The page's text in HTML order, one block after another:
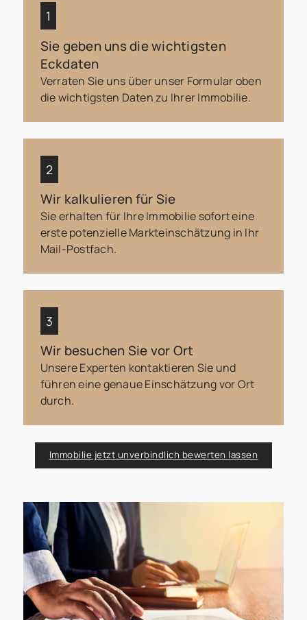
Zustimmung mehr
Zustimmen
Sie geben uns die wichtigsten
Eckdaten
Verraten Sie uns über unser Formular oben
die wichtigsten Daten zu Ihrer Immobilie.
Wir kalkulieren für Sie
Sie erhalten für Ihre Immobilie sofort eine
erste potenzielle Markteinschätzung in Ihr
Mail-Postfach.
Wir besuchen Sie vor Ort
Unsere Experten kontaktieren Sie und
führen eine genaue Einschätzung vor Ort
durch.
Immobilie jetzt unverbindlich bewerten lassen